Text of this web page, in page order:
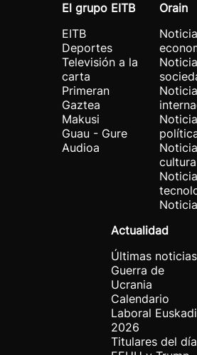
El grupo EITB
EITB
Deportes
Televisión a la
carta
Primeran
Gaztea
Makusi
Guau - Gure
Audioa
Orain
cultura
Actualidad
Últimas noticias
Guerra de
Ucrania
Calendario
Laboral Euskadi
2026
Titulares del día